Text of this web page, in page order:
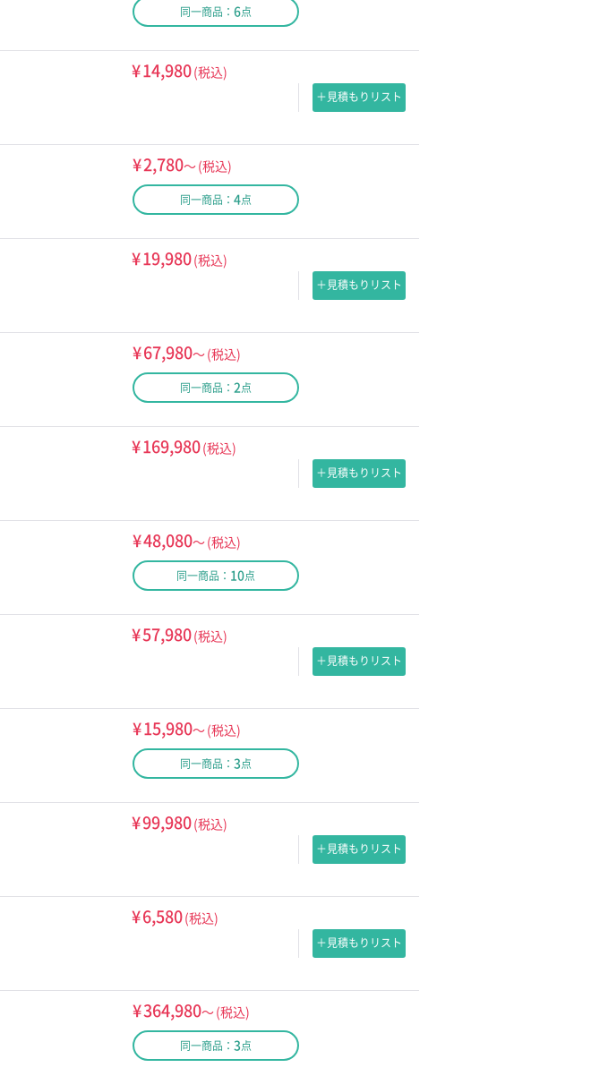
同一商品： 6点
¥14,980(税込)
＋見積もりリスト
¥2,780～(税込)
同一商品： 4点
¥19,980(税込)
＋見積もりリスト
¥67,980～(税込)
同一商品： 2点
¥169,980(税込)
＋見積もりリスト
¥48,080～(税込)
同一商品： 10点
¥57,980(税込)
＋見積もりリスト
¥15,980～(税込)
同一商品： 3点
¥99,980(税込)
＋見積もりリスト
¥6,580(税込)
＋見積もりリスト
¥364,980～(税込)
同一商品： 3点